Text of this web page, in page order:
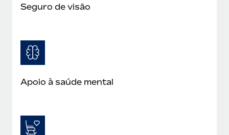
Seguro de visão
Apoio à saúde mental